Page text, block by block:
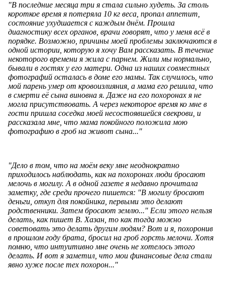
"В последние месяца три я стала сильно худеть. За столь
короткое время я потеряла 10 кг веса, пропал аппетит,
состояние ухудшается с каждым днём. Прошла
диагностику всех органов, врачи говорят, что у меня всё в
порядке. Возможно, причины моей проблемы заключаются в
одной истории, которую я хочу Вам рассказать. В течение
некоторого времени я жила с парнем. Жили мы нормально,
бывали в гостях у его матери. Одна из наших совместных
фотографий осталась в доме его мамы. Так случилось, что
мой парень умер от кровоизлияния, а мама его решила, что
в смерти её сына виновна я. Даже на его похоронах я не
могла присутствовать. А через некоторое время ко мне в
гости пришла соседка моей несостоявшейся свекрови, и
рассказала мне, что мама покойного положила мою
фотографию в гроб на живот сына..."
"Дело в том, что на моём веку мне неоднократно
приходилось наблюдать, как на похоронах люди бросают
мелочь в могилу. А в одной газете я недавно прочитала
заметку, где среди прочего пишется: "В могилу бросают
деньги, откуп для покойника, первыми это делают
родственники. Затем бросают землю..." Если этого нельзя
делать, как пишет В. Хазан, то как тогда можно
советовать это делать другим людям? Вот и я, похоронив
в прошлом году брата, бросил на гроб горсть мелочи. Хотя
помню, что интуитивно мне очень не хотелось этого
делать. И вот я заметил, что мои финансовые дела стали
явно хуже после тех похорон..."